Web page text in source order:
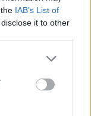
IAB’s List of
it to other
δηλώσει
να παραμείνει